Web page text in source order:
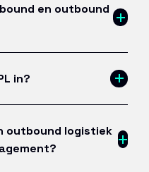
en outbound
in?
outbound logistiek